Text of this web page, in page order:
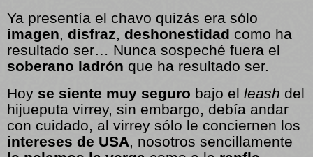
Ya presentía el chavo quizás era sólo
imagen, disfraz, deshonestidad como ha
resultado ser… Nunca sospeché fuera el
soberano ladrón que ha resultado ser.
Hoy se siente muy seguro bajo el leash del
hijueputa virrey, sin embargo, debía andar
con cuidado, al virrey sólo le conciernen los
intereses de USA, nosotros sencillamente